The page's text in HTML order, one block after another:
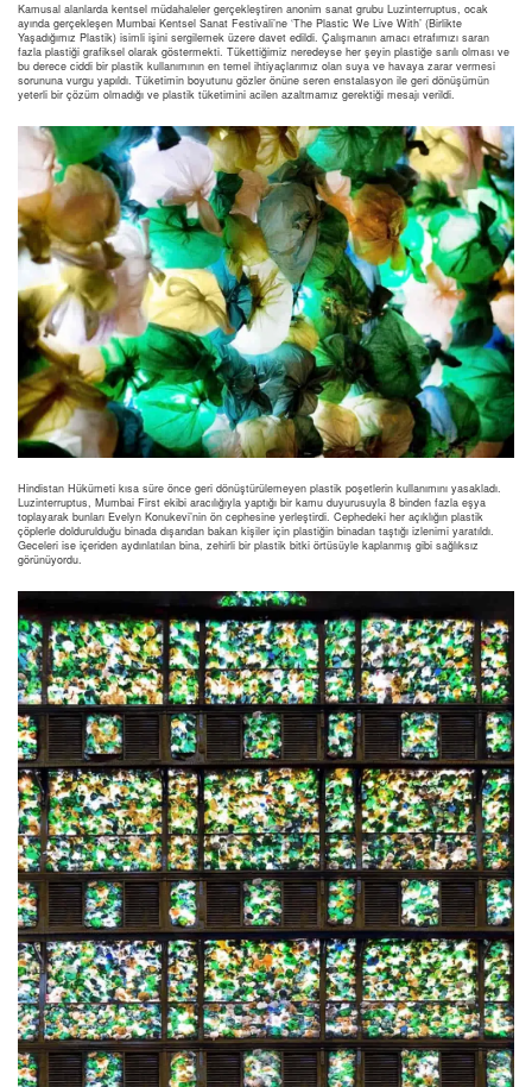
Kamusal alanlarda kentsel müdahaleler gerçekleştiren anonim sanat grubu Luzinterruptus, ocak
ayında gerçekleşen Mumbai Kentsel Sanat Festivali’ne ‘The Plastic We Live With’ (Birlikte
Yaşadığımız Plastik) isimli işini sergilemek üzere davet edildi. Çalışmanın amacı etrafımızı saran
fazla plastiği grafiksel olarak göstermekti. Tükettiğimiz neredeyse her şeyin plastiğe sarılı olması ve
bu derece ciddi bir plastik kullanımının en temel ihtiyaçlarımız olan suya ve havaya zarar vermesi
sorununa vurgu yapıldı. Tüketimin boyutunu gözler önüne seren enstalasyon ile geri dönüşümün
yeterli bir çözüm olmadığı ve plastik tüketimini acilen azaltmamız gerektiği mesajı verildi.
Hindistan Hükümeti kısa süre önce geri dönüştürülemeyen plastik poşetlerin kullanımını yasakladı.
Luzinterruptus, Mumbai First ekibi aracılığıyla yaptığı bir kamu duyurusuyla 8 binden fazla eşya
toplayarak bunları Evelyn Konukevi’nin ön cephesine yerleştirdi. Cephedeki her açıklığın plastik
çöplerle doldurulduğu binada dışarıdan bakan kişiler için plastiğin binadan taştığı izlenimi yaratıldı.
Geceleri ise içeriden aydınlatılan bina, zehirli bir plastik bitki örtüsüyle kaplanmış gibi sağlıksız
görünüyordu.